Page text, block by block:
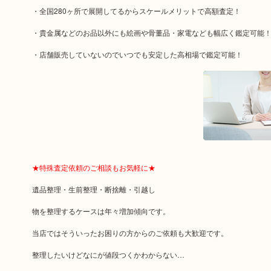
・全国280ヶ所で展開してるからスケールメリットで高額査定！
・貴金属などのお品以外にも絵画や骨董品・家電なども幅広く鑑定可能！
・店舗販売していないのでいつでも安定した高相場で鑑定可能！
★特殊査定依頼のご相談もお気軽に★
遺品整理・生前整理・断捨離・引越し
物を整理するケースは年々増加傾向です。
当店ではそういったお困りの方からのご依頼も大歓迎です。
整理したいけどなにが値段つくかわからない…